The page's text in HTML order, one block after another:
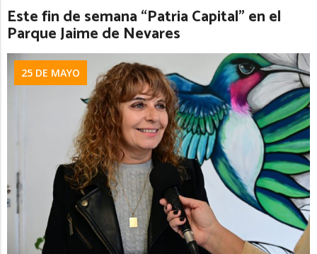
Este fin de semana “Patria Capital” en el
Parque Jaime de Nevares
25 DE MAYO